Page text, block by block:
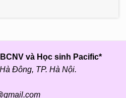
và Học sinh Pacific*
Đông, TP. Hà Nội.